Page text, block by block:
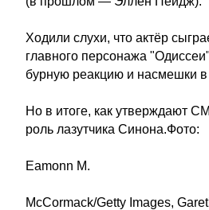
Ходили слухи, что актёр
главного персонажа
бурную реакцию и насмешки в
Но в итоге, как утверждают
роль лазутчика Синона.Фото:
Eamonn M.
McCormack/Getty Images,